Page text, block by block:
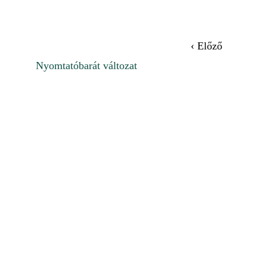
‹ Előző
Nyomtatóbarát változat